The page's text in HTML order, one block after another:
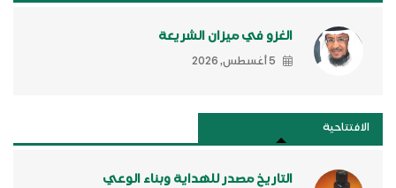
الغزو في ميزان الشريعة
5 أغسطس, 2026
الافتتاحية
التاريخ مصدر للهداية وبناء الوعي